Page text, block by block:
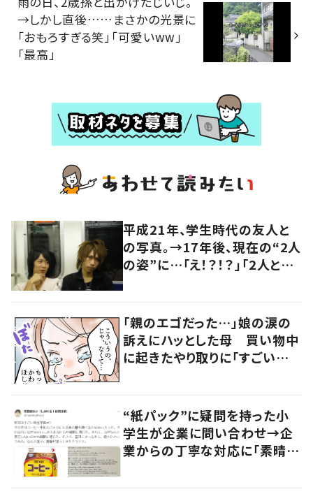
→しかし直後……まさかの光景に
「おもろすぎる笑」「可愛いww」
「最高」
平成21年、学生時代の友人と
の写真。→17年後、現在の“2人
の姿”に…「え！？！？」「2人とも
ね！」
「親のエゴだった…」娘の涙の
訴えにハッとした母 買い物中
に起きたやり取りに「すごい分
“紙パック”に疑問を持った小
学生が企業に問い合わせ→企
業からの丁寧な対応に「素晴ら